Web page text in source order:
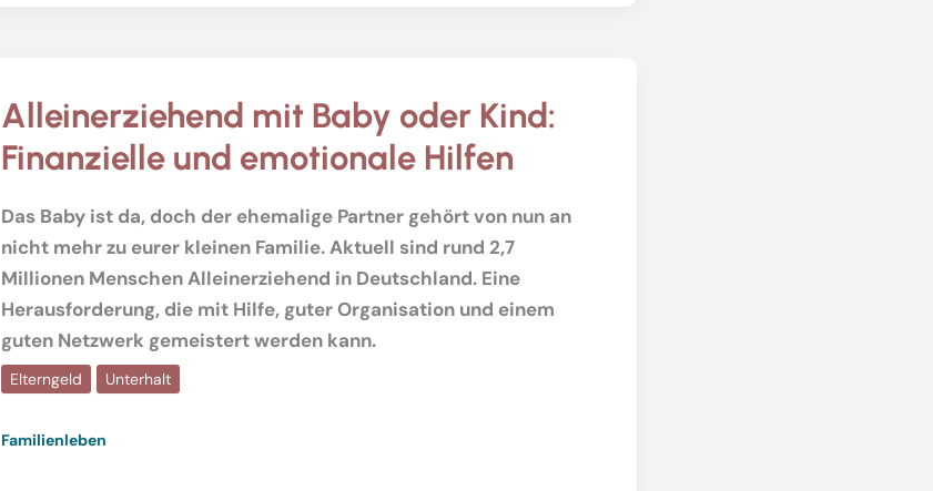
Alleinerziehend mit Baby oder Kind:
Finanzielle und emotionale Hilfen
Das Baby ist da, doch der ehemalige Partner gehört von nun an
nicht mehr zu eurer kleinen Familie. Aktuell sind rund 2,7
Millionen Menschen Alleinerziehend in Deutschland. Eine
Herausforderung, die mit Hilfe, guter Organisation und einem
guten Netzwerk gemeistert werden kann.
Elterngeld Unterhalt
Familienleben